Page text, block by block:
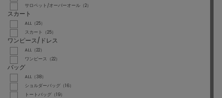
サロペット/オーバーオール（2）
スカート
ALL（25）
スカート（25）
ワンピース/ドレス
ALL（22）
ワンピース（22）
バッグ
ALL（38）
ショルダーバッグ（16）
トートバッグ（19）